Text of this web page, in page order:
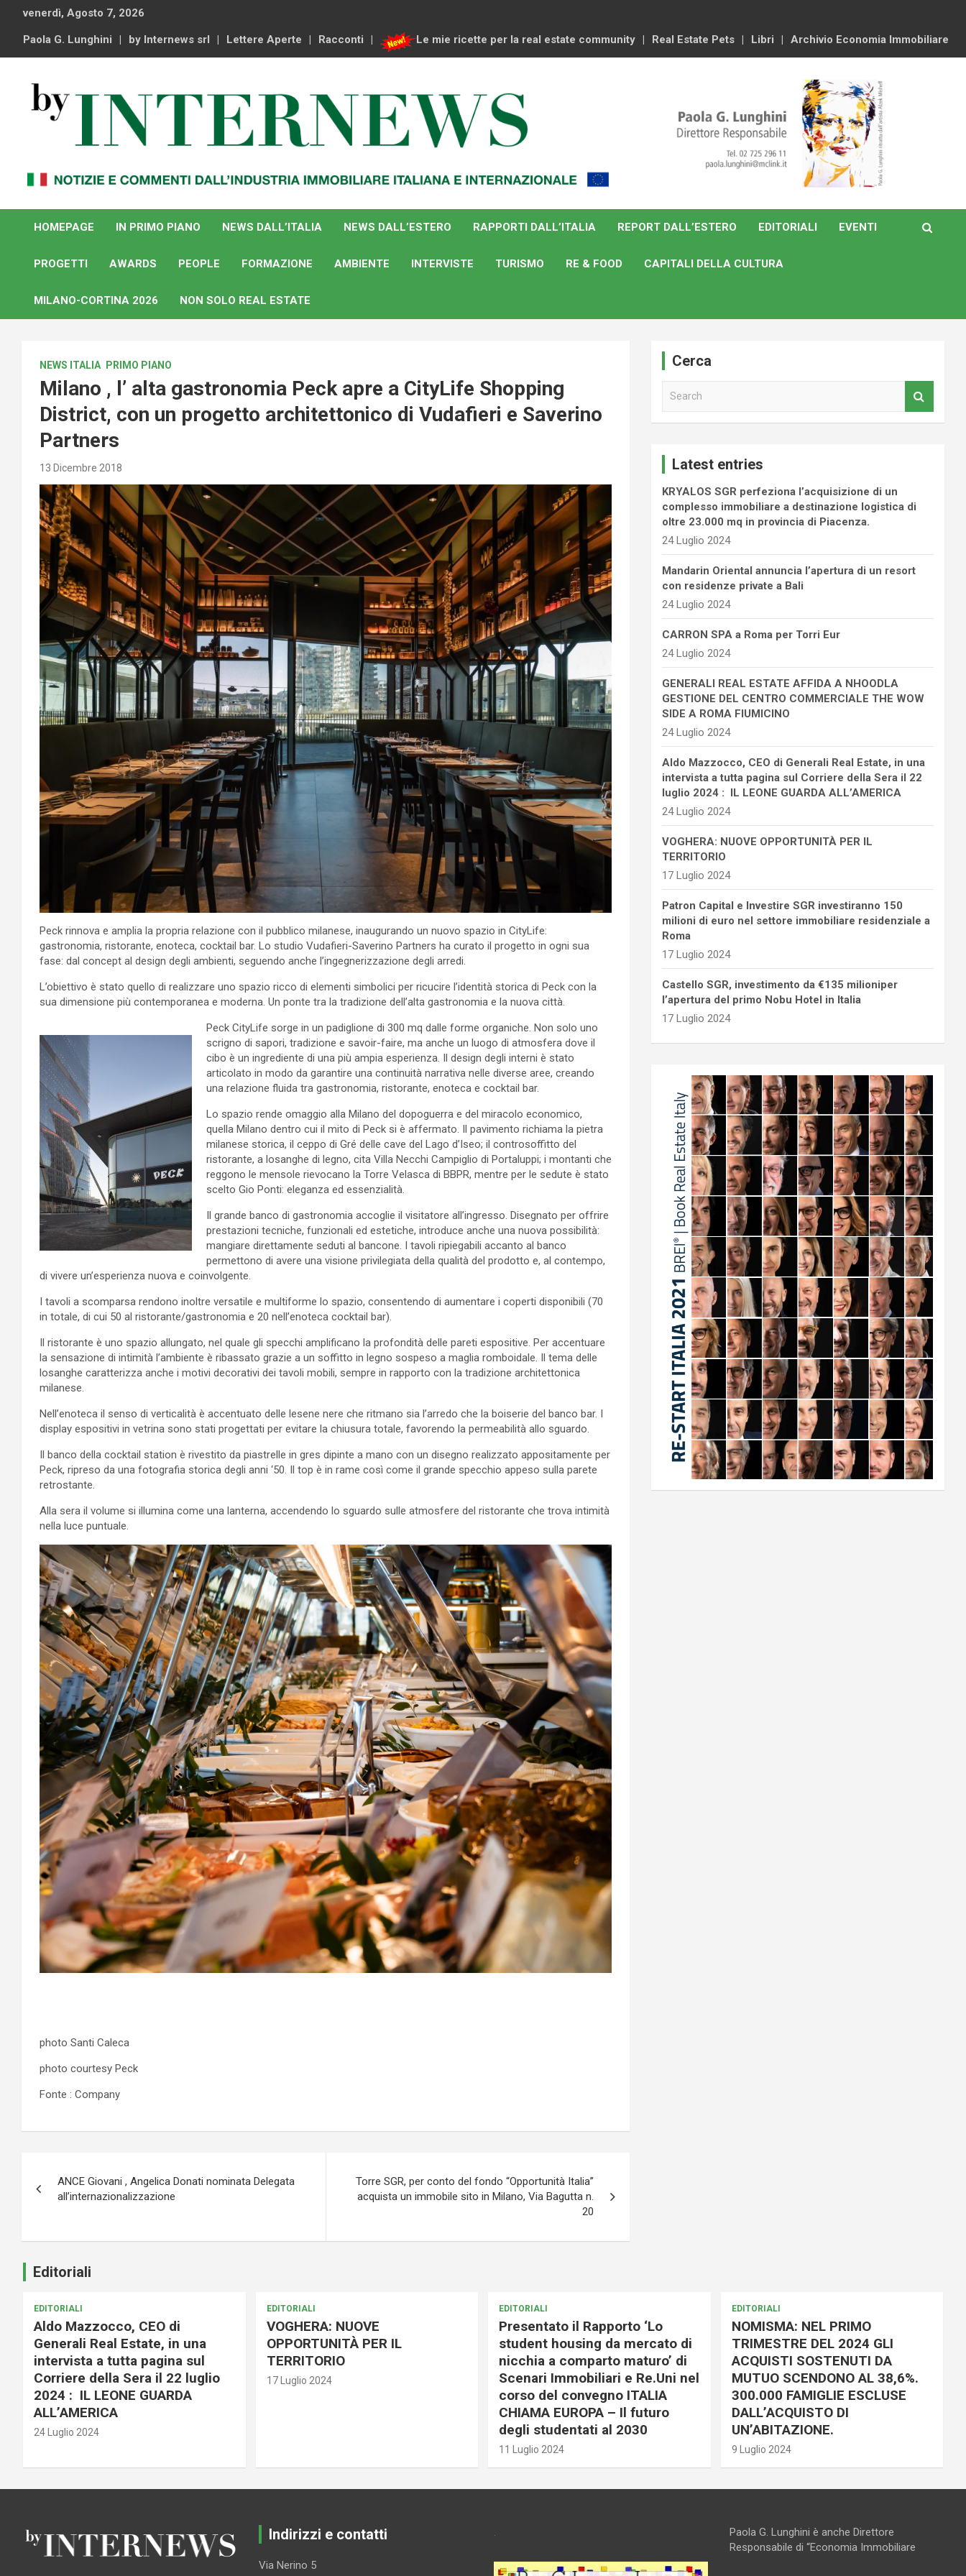
content
venerdì, Agosto 7, 2026
Paola G. Lunghini by Internews srl Lettere Aperte Racconti Le mie ricette per la real estate community Real Estate Pets Libri Archivio Economia Immobiliare
By Internews
internazionale
HOMEPAGE
IN PRIMO PIANO NEWS DALL’ITALIA NEWS DALL’ESTERO RAPPORTI DALL’ITALIA REPORT DALL’ESTERO EDITORIALI EVENTI
PROGETTI AWARDS PEOPLE FORMAZIONE AMBIENTE INTERVISTE TURISMO RE & FOOD CAPITALI DELLA CULTURA
MILANO-CORTINA 2026 NON SOLO REAL ESTATE
NEWS ITALIA PRIMO PIANO
Milano , l’ alta gastronomia Peck apre a CityLife Shopping
District, con un progetto architettonico di Vudafieri e Saverino
Partners
13 Dicembre 2018
Peck rinnova e amplia la propria relazione con il pubblico milanese, inaugurando un nuovo spazio in CityLife:
gastronomia, ristorante, enoteca, cocktail bar. Lo studio Vudafieri-Saverino Partners ha curato il progetto in ogni sua
fase: dal concept al design degli ambienti, seguendo anche l’ingegnerizzazione degli arredi.
L’obiettivo è stato quello di realizzare uno spazio ricco di elementi simbolici per ricucire l’identità storica di Peck con la
sua dimensione più contemporanea e moderna. Un ponte tra la tradizione dell’alta gastronomia e la nuova città.
Peck CityLife sorge in un padiglione di 300 mq dalle forme organiche. Non solo uno
scrigno di sapori, tradizione e savoir-faire, ma anche un luogo di atmosfera dove il
cibo è un ingrediente di una più ampia esperienza. Il design degli interni è stato
articolato in modo da garantire una continuità narrativa nelle diverse aree, creando
una relazione fluida tra gastronomia, ristorante, enoteca e cocktail bar.
Lo spazio rende omaggio alla Milano del dopoguerra e del miracolo economico,
quella Milano dentro cui il mito di Peck si è affermato. Il pavimento richiama la pietra
milanese storica, il ceppo di Gré delle cave del Lago d’Iseo; il controsoffitto del
ristorante, a losanghe di legno, cita Villa Necchi Campiglio di Portaluppi; i montanti che
reggono le mensole rievocano la Torre Velasca di BBPR, mentre per le sedute è stato
scelto Gio Ponti: eleganza ed essenzialità.
Il grande banco di gastronomia accoglie il visitatore all’ingresso. Disegnato per offrire
prestazioni tecniche, funzionali ed estetiche, introduce anche una nuova possibilità:
mangiare direttamente seduti al bancone. I tavoli ripiegabili accanto al banco
permettono di avere una visione privilegiata della qualità del prodotto e, al contempo,
di vivere un’esperienza nuova e coinvolgente.
I tavoli a scomparsa rendono inoltre versatile e multiforme lo spazio, consentendo di aumentare i coperti disponibili (70
in totale, di cui 50 al ristorante/gastronomia e 20 nell’enoteca cocktail bar).
Il ristorante è uno spazio allungato, nel quale gli specchi amplificano la profondità delle pareti espositive. Per accentuare
la sensazione di intimità l’ambiente è ribassato grazie a un soffitto in legno sospeso a maglia romboidale. Il tema delle
losanghe caratterizza anche i motivi decorativi dei tavoli mobili, sempre in rapporto con la tradizione architettonica
milanese.
Nell’enoteca il senso di verticalità è accentuato delle lesene nere che ritmano sia l’arredo che la boiserie del banco bar. I
display espositivi in vetrina sono stati progettati per evitare la chiusura totale, favorendo la permeabilità allo sguardo.
Il banco della cocktail station è rivestito da piastrelle in gres dipinte a mano con un disegno realizzato appositamente per
Peck, ripreso da una fotografia storica degli anni ‘50. Il top è in rame così come il grande specchio appeso sulla parete
retrostante.
Alla sera il volume si illumina come una lanterna, accendendo lo sguardo sulle atmosfere del ristorante che trova intimità
nella luce puntuale.
photo Santi Caleca
photo courtesy Peck
Fonte : Company
articoli
ANCE Giovani , Angelica Donati nominata Delegata
all’internazionalizzazione
Torre SGR, per conto del fondo “Opportunità Italia”
acquista un immobile sito in Milano, Via Bagutta n.
20
Cerca
Latest entries
KRYALOS SGR perfeziona l’acquisizione di un
complesso immobiliare a destinazione logistica di
oltre 23.000 mq in provincia di Piacenza.
24 Luglio 2024
Mandarin Oriental annuncia l’apertura di un resort
con residenze private a Bali
24 Luglio 2024
CARRON SPA a Roma per Torri Eur
24 Luglio 2024
GENERALI REAL ESTATE AFFIDA A NHOODLA
GESTIONE DEL CENTRO COMMERCIALE THE WOW
SIDE A ROMA FIUMICINO
24 Luglio 2024
Aldo Mazzocco, CEO di Generali Real Estate, in una
intervista a tutta pagina sul Corriere della Sera il 22
luglio 2024 : IL LEONE GUARDA ALL’AMERICA
24 Luglio 2024
VOGHERA: NUOVE OPPORTUNITÀ PER IL
TERRITORIO
17 Luglio 2024
Patron Capital e Investire SGR investiranno 150
milioni di euro nel settore immobiliare residenziale a
Roma
17 Luglio 2024
Castello SGR, investimento da €135 milioniper
l’apertura del primo Nobu Hotel in Italia
17 Luglio 2024
Editoriali
EDITORIALI
Aldo Mazzocco, CEO di
Generali Real Estate, in una
intervista a tutta pagina sul
Corriere della Sera il 22 luglio
2024 : IL LEONE GUARDA
ALL’AMERICA
24 Luglio 2024
EDITORIALI
VOGHERA: NUOVE
OPPORTUNITÀ PER IL
TERRITORIO
17 Luglio 2024
EDITORIALI
Presentato il Rapporto ‘Lo
student housing da mercato di
nicchia a comparto maturo’ di
Scenari Immobiliari e Re.Uni nel
corso del convegno ITALIA
CHIAMA EUROPA – Il futuro
degli studentati al 2030
11 Luglio 2024
EDITORIALI
NOMISMA: NEL PRIMO
TRIMESTRE DEL 2024 GLI
ACQUISTI SOSTENUTI DA
MUTUO SCENDONO AL 38,6%.
300.000 FAMIGLIE ESCLUSE
DALL’ACQUISTO DI
UN’ABITAZIONE.
9 Luglio 2024
Indirizzi e contatti
Via Nerino 5
.
Paola G. Lunghini è anche Direttore
Responsabile di “Economia Immobiliare